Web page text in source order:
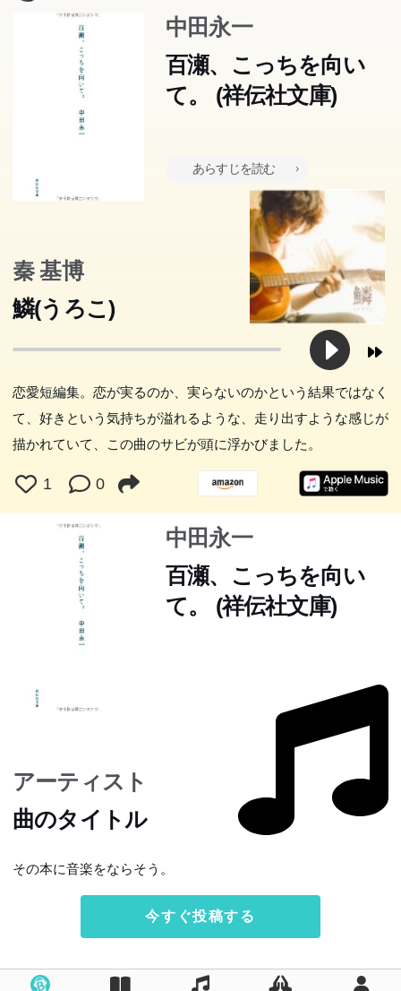
中田永一
百瀬、こっちを向い
て。 (祥伝社文庫)
あらすじを読む
秦 基博
鱗(うろこ)
恋愛短編集。恋が実るのか、実らないのかという結果ではなく
て、好きという気持ちが溢れるような、走り出すような感じが
描かれていて、この曲のサビが頭に浮かびました。
1 0
中田永一
百瀬、こっちを向い
て。 (祥伝社文庫)
アーティスト
曲のタイトル
その本に音楽をならそう。
今すぐ投稿する